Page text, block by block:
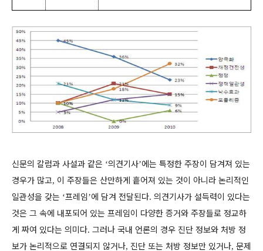
신문의 칼럼과 사설과 같은 ‘의견기사’에는 특정한 주장이 담겨져 있는
경우가 많고, 이 주장들은 산만하게 흩어져 있는 것이 아니라 논리적인
일관성을 갖는 ‘프레임’에 담겨 전달된다. 의견기사가 설득력이 있다는
것은 그 속에 내포되어 있는 프레임이 다양한 증거와 주장들로 정교하
게 짜여 있다는 의미다. 그러나 국내 언론의 경우 진단 정보와 처방 정
보가 논리적으로 연결되지 않거나, 진단 또는 처방 정보만 있거나, 문제